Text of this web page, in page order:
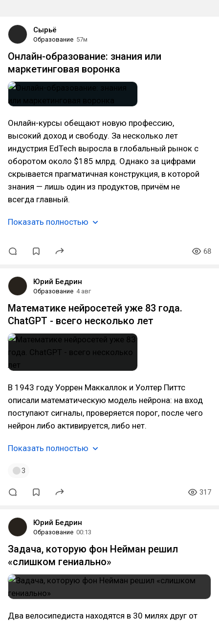
Сырьё
Образование 57м
Онлайн-образование: знания или
маркетинговая воронка
Онлайн-курсы обещают новую профессию,
высокий доход и свободу. За несколько лет
индустрия EdTech выросла в глобальный рынок с
оборотом около $185 млрд. Однако за цифрами
скрывается прагматичная конструкция, в которой
знания — лишь один из продуктов, причём не
всегда главный.
Показать полностью
68
Юрий Бедрин
Образование 4 авг
Математике нейросетей уже 83 года.
ChatGPT - всего несколько лет
В 1943 году Уоррен Маккаллок и Уолтер Питтс
описали математическую модель нейрона: на вход
поступают сигналы, проверяется порог, после чего
нейрон либо активируется, либо нет.
Показать полностью
3
317
Юрий Бедрин
Образование 00:13
Задача, которую фон Нейман решил
«слишком гениально»
Два велосипедиста находятся в 30 милях друг от